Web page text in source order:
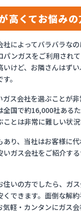
高くてお悩みの
によってバラバラなの
パンガスをご利用され
いけど、お隣さんはず
。
ガス会社を選ぶことが
全国で約16,000社ある
とは非常に難しい状況
あり、当社はお客様に
いガス会社をご紹介す
住いの方でしたら、ガ
くできます。面倒な解
軽・カンタンにガス会